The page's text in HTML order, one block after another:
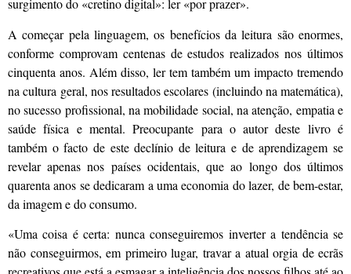
surgimento do «cretino digital»: ler «por prazer».
A começar pela linguagem, os benefícios da leitura são enormes,
conforme comprovam centenas de estudos realizados nos últimos
cinquenta anos. Além disso, ler tem também um impacto tremendo
na cultura geral, nos resultados escolares (incluindo na matemática),
no sucesso profissional, na mobilidade social, na atenção, empatia e
saúde física e mental. Preocupante para o autor deste livro é
também o facto de este declínio de leitura e de aprendizagem se
revelar apenas nos países ocidentais, que ao longo dos últimos
quarenta anos se dedicaram a uma economia do lazer, de bem-estar,
da imagem e do consumo.
«Uma coisa é certa: nunca conseguiremos inverter a tendência se
não conseguirmos, em primeiro lugar, travar a atual orgia de ecrãs